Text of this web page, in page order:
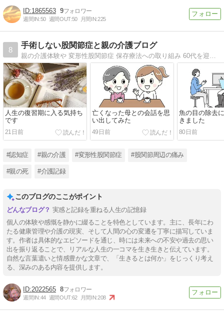
1865563 9
週間IN:50 週間OUT:50 月間IN:225
8
手術しない股関節症と親の介護ブログ
人生の復習期に入る気持ち
です
21日前
亡くなった母との会話を思
い出してみた
49日前
魚の目の除去
きました
80日前
#認知症 #親の介護 #変形性股関節症 #股関節周辺の痛み
#親の死 #介護記録
このブログのここがポイント
実感と記録を重ねる人生の記憶録
個人の体験や感慨を静かに綴ることを特色としています。主に、長年にわ
たる健康管理や介護の現実、そして人間の心の変遷を丁寧に描写していま
す。作者は具体的なエピソードを通じ、時には未来への不安や過去の思い
出を振り返ることで、リアルな人生の一コマを生き生きと伝えています。
自然な言葉遣いと情感豊かな文章で、「生きるとは何か」をじっくり考え
る、深みのある内容を提供します。
2022565 8
週間IN:44 週間OUT:62 月間IN:208